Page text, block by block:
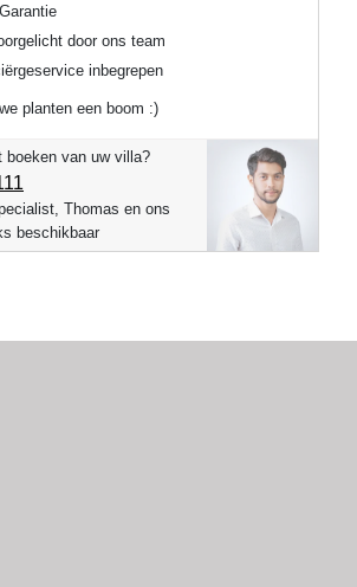
door ons team
inbegrepen
planten een boom :)
boeken van uw villa?
Thomas en ons
beschikbaar